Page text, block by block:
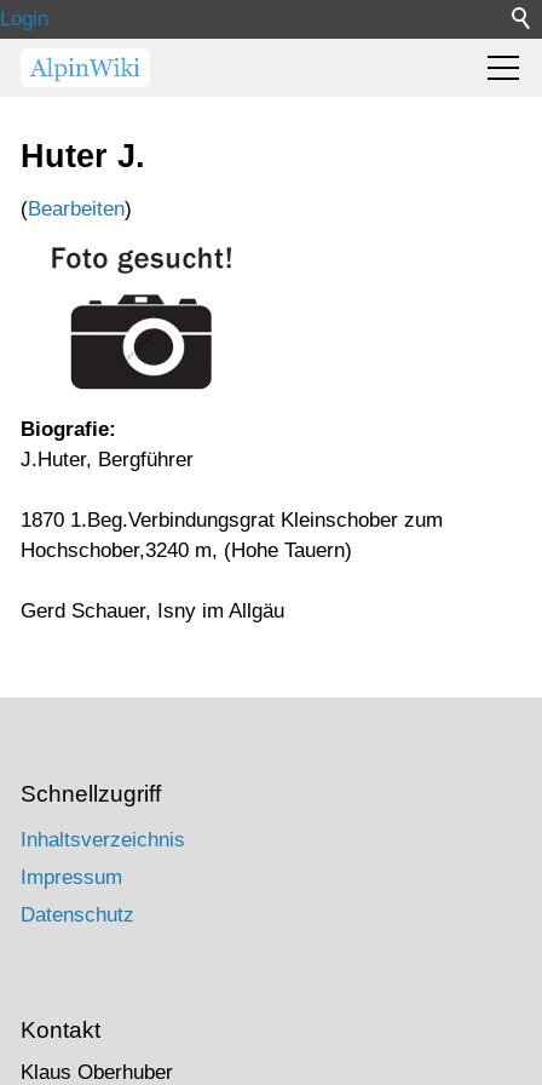
Login
Huter J.
(Bearbeiten)
Biografie:
J.Huter, Bergführer
1870 1.Beg.Verbindungsgrat Kleinschober zum
Hochschober,3240 m, (Hohe Tauern)
Gerd Schauer, Isny im Allgäu
Schnellzugriff
Inhaltsverzeichnis
Impressum
Datenschutz
Kontakt
Klaus Oberhuber